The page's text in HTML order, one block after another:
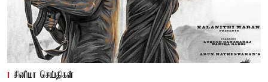
சினிமா செய்திகள்